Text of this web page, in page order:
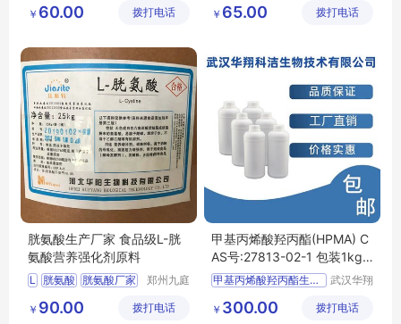
食品级D核糖
技有限公
￥ 60.00 拨打电话
苹果酸价格
技术有限
￥ 65.00 拨打电话
胱氨酸生产厂家 食品级L-胱
氨酸营养强化剂原料
L 胱氨酸
胱氨酸厂家
胱氨酸原料
郑州九庭
有限公司
￥ 90.00 拨打电话
甲基丙烯酸羟丙酯(HPMA) C
AS号:27813-02-1 包装1kg 2
5kg
甲基丙烯酸羟丙酯生产厂家
武汉华翔
技术有限
￥ 300.00 拨打电话